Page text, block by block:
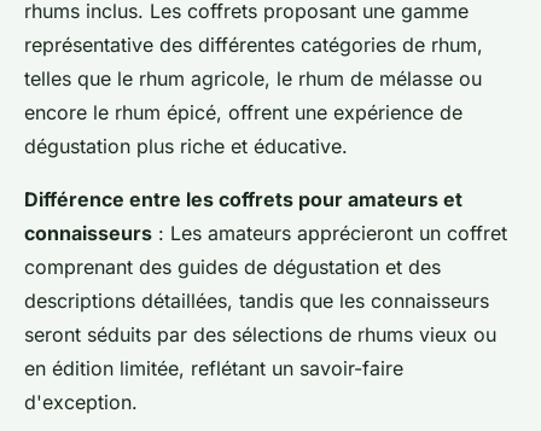
rhums inclus. Les coffrets proposant une gamme
représentative des différentes catégories de rhum,
telles que le rhum agricole, le rhum de mélasse ou
encore le rhum épicé, offrent une expérience de
dégustation plus riche et éducative.
Différence entre les coffrets pour amateurs et
connaisseurs : Les amateurs apprécieront un coffret
comprenant des guides de dégustation et des
descriptions détaillées, tandis que les connaisseurs
seront séduits par des sélections de rhums vieux ou
en édition limitée, reflétant un savoir-faire
d'exception.